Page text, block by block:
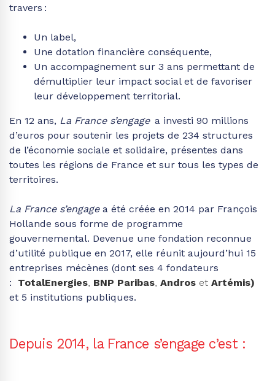
travers :
Un label,
Une dotation financière conséquente,
Un accompagnement sur 3 ans permettant de
démultiplier leur impact social et de favoriser
leur développement territorial.
En 12 ans, La France s’engagea investi 90 millions
d’euros pour soutenir les projets de 234 structures
de l’économie sociale et solidaire, présentes dans
toutes les régions de France et sur tous les types de
territoires.
La France s’engagea été créée en 2014 par François
Hollande sous forme de programme
gouvernemental. Devenue une fondation reconnue
d’utilité publique en 2017, elle réunit aujourd’hui 15
entreprises mécènes (dont ses 4 fondateurs
: TotalEnergies, BNP Paribas, Andros et Artémis)
et 5 institutions publiques.
Depuis 2014, la France s’engage c’est :